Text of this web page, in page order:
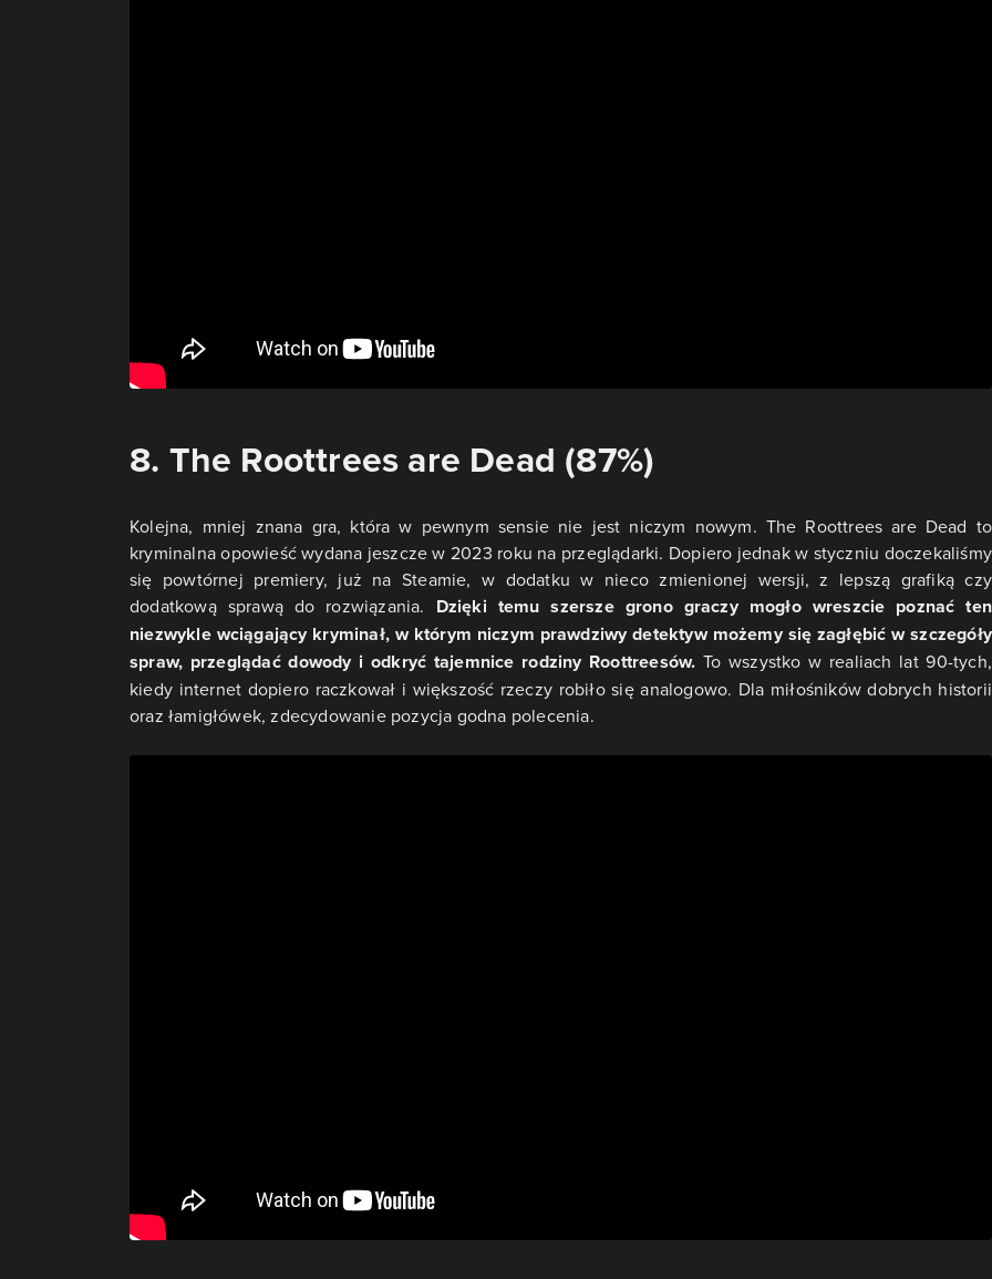
8. The Roottrees are Dead (87%)
Kolejna, mniej znana gra, która w pewnym sensie nie jest niczym nowym. The Roottrees are Dead to
kryminalna opowieść wydana jeszcze w 2023 roku na przeglądarki. Dopiero jednak w styczniu doczekaliśmy
się powtórnej premiery, już na Steamie, w dodatku w nieco zmienionej wersji, z lepszą grafiką czy
dodatkową sprawą do rozwiązania. Dzięki temu szersze grono graczy mogło wreszcie poznać ten
niezwykle wciągający kryminał, w którym niczym prawdziwy detektyw możemy się zagłębić w szczegóły
spraw, przeglądać dowody i odkryć tajemnice rodziny Roottreesów.To wszystko w realiach lat 90-tych,
kiedy internet dopiero raczkował i większość rzeczy robiło się analogowo. Dla miłośników dobrych historii
oraz łamigłówek, zdecydowanie pozycja godna polecenia.